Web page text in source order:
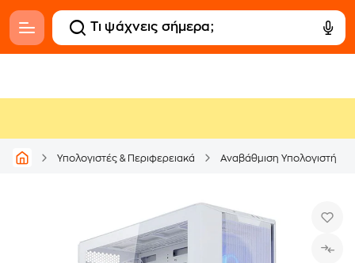
Υπολογιστές & Περιφερειακά Αναβάθμιση Υπολογιστή